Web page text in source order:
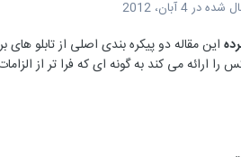
شده در4 آبان، 2012
این مقاله دو پیکره بندی اصلی از تابلو
را ارائه می کند به گونه ای که فرا تر از